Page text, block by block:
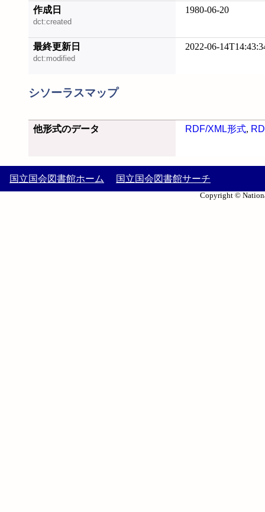
作成日
dct:created
1980-06-20
最終更新日
dct:modified
2022-06-
シソーラスマップ
他形式のデータ RDF/XML形式,
国立国会図書館ホーム 国立国会図書館サーチ
Copyright ©